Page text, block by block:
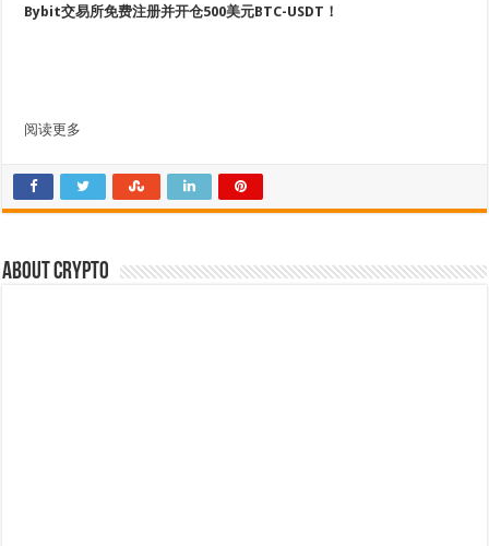
Bybit交易所免费注册并开仓500美元BTC-USDT！
阅读更多
About crypto